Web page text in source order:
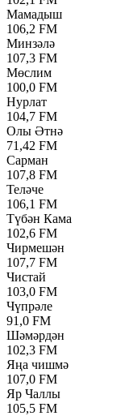
Мамадыш
106,2 FM
Минзәлә
107,3 FM
Мөслим
100,0 FM
Нурлат
104,7 FM
Олы Әтнә
71,42 FM
Сарман
107,8 FM
Теләче
106,1 FM
Түбән Кама
102,6 FM
Чирмешән
107,7 FM
Чистай
103,0 FM
Чүпрәле
91,0 FM
Шәмәрдән
102,3 FM
Яңа чишмә
107,0 FM
Яр Чаллы
105,5 FM